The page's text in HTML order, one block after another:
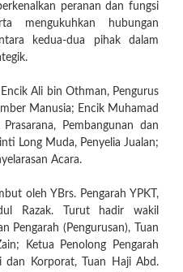
peranan dan fungsi
mengukuhkan hubungan
kedua-dua pihak dalam
Ali bin Othman, Pengurus
Manusia; Encik Muhamad
Pembangunan dan
Long Muda, Penyelia Jualan;
Acara.
oleh YBrs. Pengarah YPKT,
Razak. Turut hadir wakil
Pengarah (Pengurusan), Tuan
Ketua Penolong Pengarah
dan Korporat, Tuan Haji Abd.